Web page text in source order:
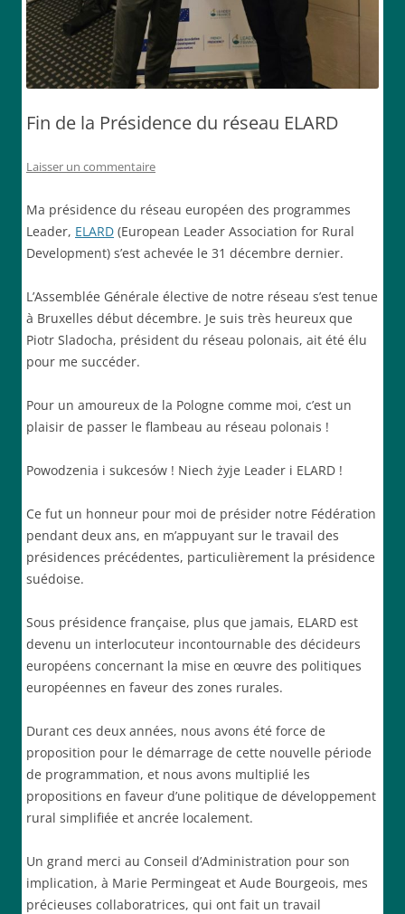
Fin de la Présidence du réseau ELARD
Laisser un commentaire
Ma présidence du réseau européen des programmes
Leader, ELARD (European Leader Association for Rural
Development) s’est achevée le 31 décembre dernier.
L’Assemblée Générale élective de notre réseau s’est tenue
à Bruxelles début décembre. Je suis très heureux que
Piotr Sladocha, président du réseau polonais, ait été élu
pour me succéder.
Pour un amoureux de la Pologne comme moi, c’est un
plaisir de passer le flambeau au réseau polonais !
Powodzenia i sukcesów ! Niech żyje Leader i ELARD !
Ce fut un honneur pour moi de présider notre Fédération
pendant deux ans, en m’appuyant sur le travail des
présidences précédentes, particulièrement la présidence
suédoise.
Sous présidence française, plus que jamais, ELARD est
devenu un interlocuteur incontournable des décideurs
européens concernant la mise en œuvre des politiques
européennes en faveur des zones rurales.
Durant ces deux années, nous avons été force de
proposition pour le démarrage de cette nouvelle période
de programmation, et nous avons multiplié les
propositions en faveur d’une politique de développement
rural simplifiée et ancrée localement.
Un grand merci au Conseil d’Administration pour son
implication, à Marie Permingeat et Aude Bourgeois, mes
précieuses collaboratrices, qui ont fait un travail